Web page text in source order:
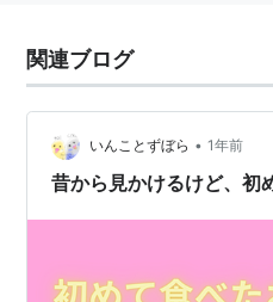
関連ブログ
いんことずぼら • 1年前
昔から見かけるけど、初